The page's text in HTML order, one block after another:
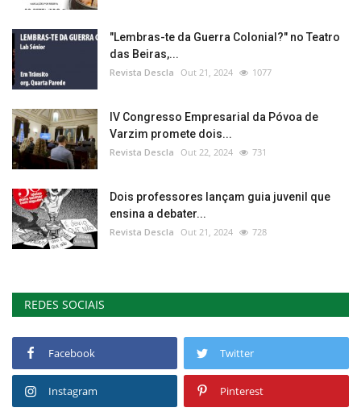
"Lembras-te da Guerra Colonial?" no Teatro
das Beiras,...
Revista Descla Out 21, 2024 1077
IV Congresso Empresarial da Póvoa de
Varzim promete dois...
Revista Descla Out 22, 2024 731
Dois professores lançam guia juvenil que
ensina a debater...
Revista Descla Out 21, 2024 728
REDES SOCIAIS
Facebook Twitter
Instagram Pinterest